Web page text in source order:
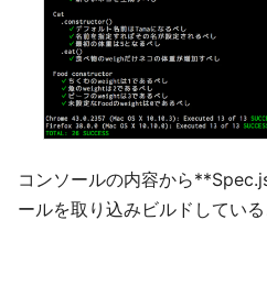
コンソールの内容から
ールを取り込みビルドしている